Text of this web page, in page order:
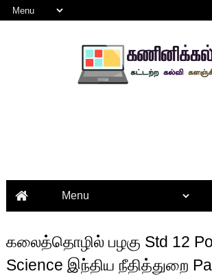
கலைத்தொழில் பழகு Std 12
Science இந்திய நீதித்துறை